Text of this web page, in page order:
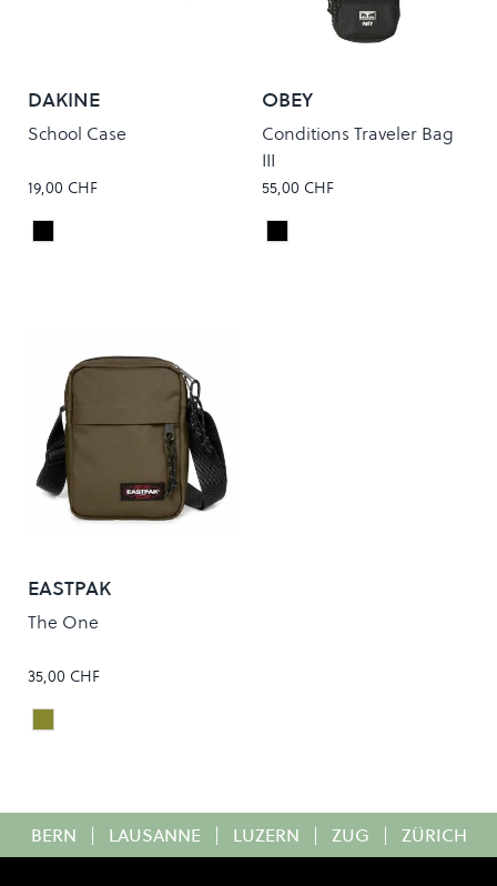
DAKINE
School Case
19,00 CHF
Colour
Black
OBEY
Conditions Traveler Bag
III
55,00 CHF
Colour
Black
EASTPAK
The One
35,00 CHF
Colour
Army Olive
BERN | LAUSANNE | LUZERN | ZUG | ZÜRICH